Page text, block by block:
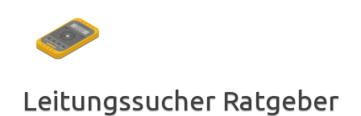
springen
Leitungssucher Ratgeber